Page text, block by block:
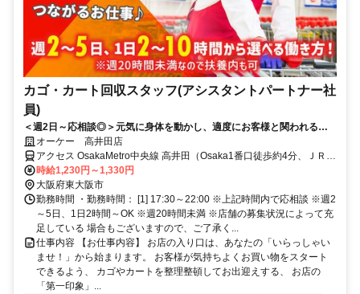
カゴ・カート回収スタッフ(アシスタントパートナー社
員)
＜週2日～応相談◎＞元気に身体を動かし、適度にお客様と関われる、
バランスの良いお仕事！難しい業務はありません！
オーケー 高井田店
アクセス OsakaMetro中央線 高井田（Osaka1番口徒歩約4分、ＪＲお
おさか東線 高井田中央徒歩約5分、OsakaMetro中央線 深江橋エレベ
ータ出入口徒歩約13分 OsakaMetro中央線「高井田駅」より徒歩4分
JRおおさか東線「高井田中央駅」より徒歩3分
時給1,230円～1,330円
大阪府東大阪市
勤務時間 ・勤務時間： [1] 17:30～22:00 ※上記時間内で応相談 ※週2
～5日、1日2時間～OK ※週20時間未満 ※店舗の募集状況によって充
足している 場合もございますので、ご了承く...
仕事内容 【お仕事内容】 お店の入り口は、あなたの「いらっしゃい
ませ！」から始まります。 お客様が気持ちよくお買い物をスタート
できるよう、 カゴやカートを整理整頓してお出迎えする、 お店の
「第一印象」...